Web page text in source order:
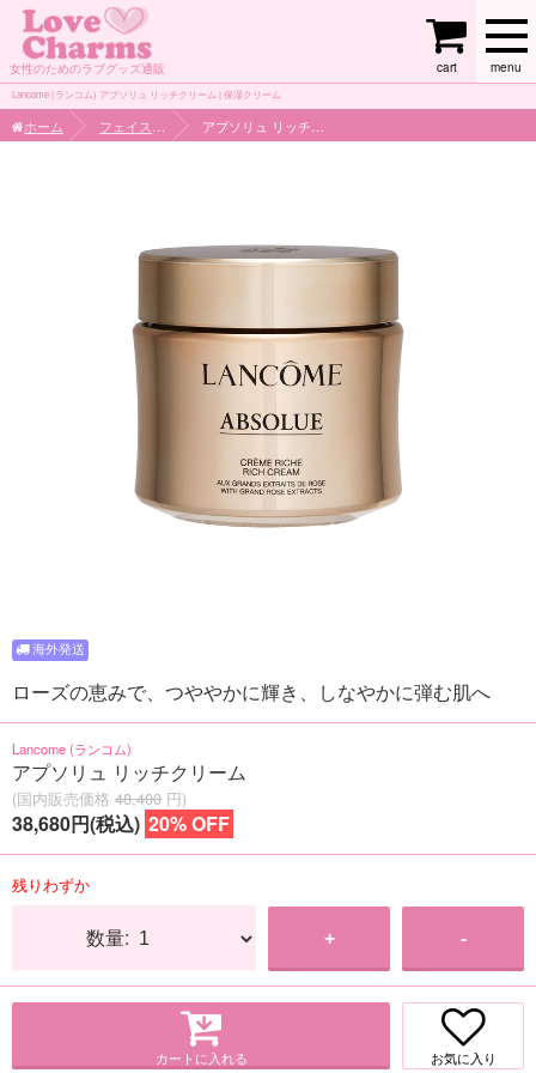
女性のためのラブグッズ通販 menu
cart
Lancome (ランコム) アプソリュ リッチクリーム | 保湿クリーム
ホーム
ローズの恵みで、つややかに輝き、しなやかに弾む肌へ
Lancome (ランコム)
アプソリュ リッチクリーム
(国内販売価格 48,400 円)
38,680円(税込) 20% OFF
残りわずか
数量: + -
カートに入れる お気に入り